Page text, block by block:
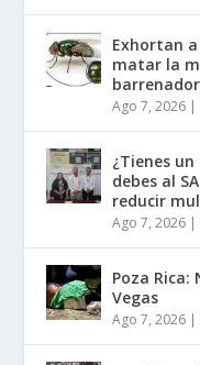
Exhortan
matar la
barrenador
Ago 7, 2026 |
¿Tienes
debes al
reducir
Ago 7, 2026 |
Poza Rica:
Vegas
Ago 7, 2026 |